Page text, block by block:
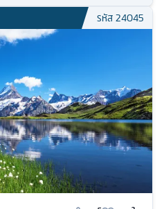
รหัส24045